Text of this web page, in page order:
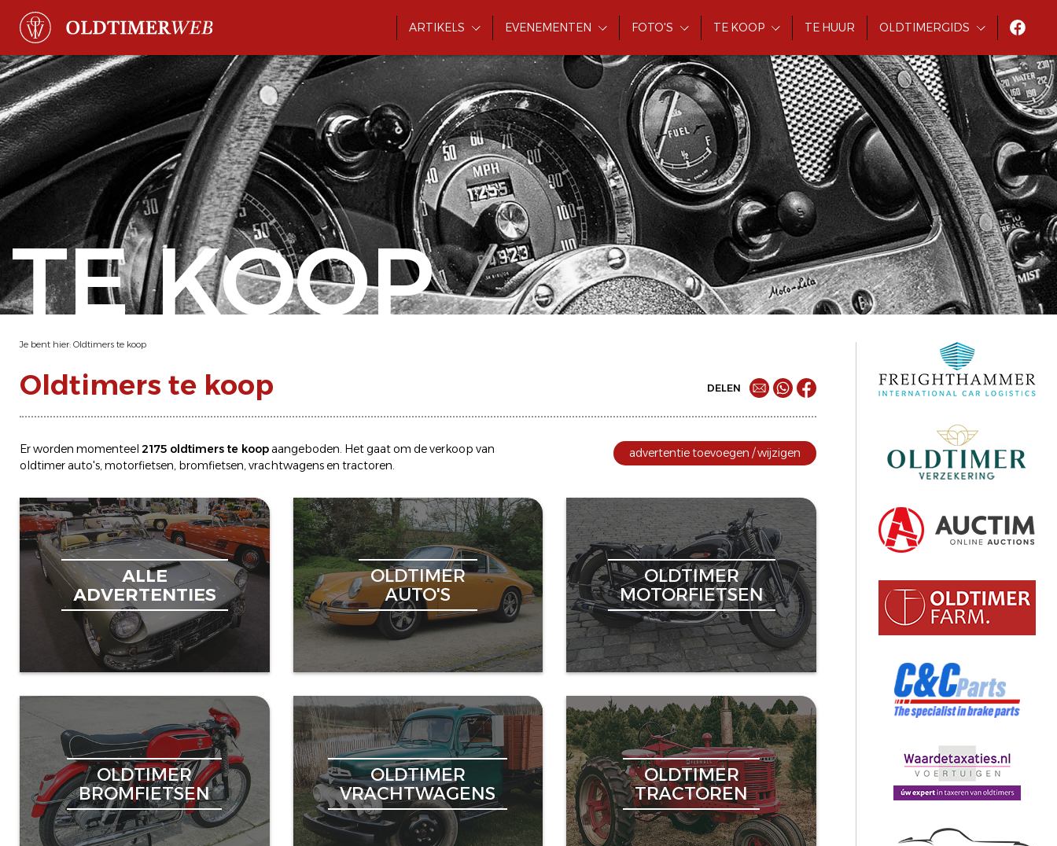
ARTIKELS EVENEMENTEN FOTO'S TE KOOP TE HUUR OLDTIMERGIDS
TE KOOP
Je bent hier: Oldtimers te koop
Oldtimers te koop DELEN
Er worden momenteel 2175 oldtimers te koopaangeboden. Het gaat om deverkoop van
oldtimerauto's,motorfietsen, bromfietsen,vrachtwagens en tractoren.
advertentie toevoegen / wijzigen
ALLE
ADVERTENTIES
OLDTIMER
AUTO'S
OLDTIMER
MOTORFIETSEN
OLDTIMER
BROMFIETSEN
OLDTIMER
VRACHTWAGENS
OLDTIMER
TRACTOREN